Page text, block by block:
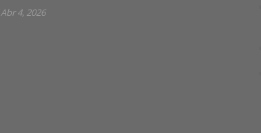
Abr 4, 2026